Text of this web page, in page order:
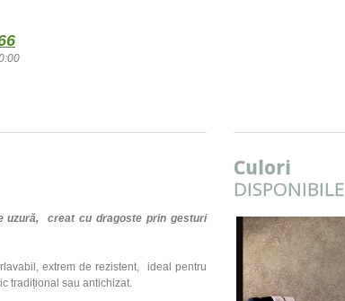
uzură, creat cu dragoste prin gesturi
extrem de rezistent, ideal pentru
tradițional sau antichizat.
Culori
DISPONIBILE